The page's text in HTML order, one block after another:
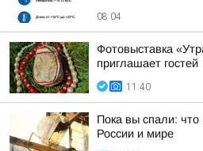
08:04
Фотовыставка
приглашает гостей
11:40
Пока вы спали:
России и мире